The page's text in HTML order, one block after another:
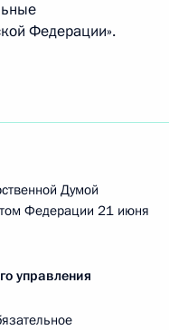
Федерации».
Думой
Федерации 21 июня
управления